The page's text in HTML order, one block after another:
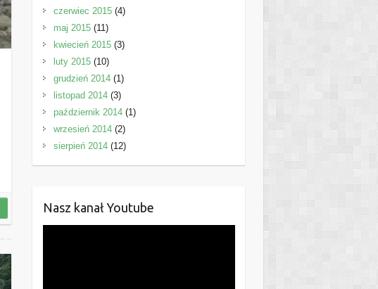
czerwiec 2015(4)
maj 2015(11)
kwiecień 2015(3)
luty 2015(10)
grudzień 2014(1)
listopad 2014(3)
październik 2014(1)
wrzesień 2014(2)
sierpień 2014(12)
Nasz kanał Youtube